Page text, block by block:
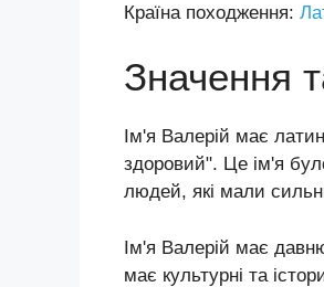
Країна походження:
Значення
Ім'я Валерій має
здоровий". Це ім'я
людей, які мали
Ім'я Валерій має
має культурні та